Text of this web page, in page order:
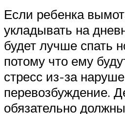
Если ребенка
укладывать на
будет лучше спать
потому что ему
стресс из-за
перевозбуждение.
обязательно